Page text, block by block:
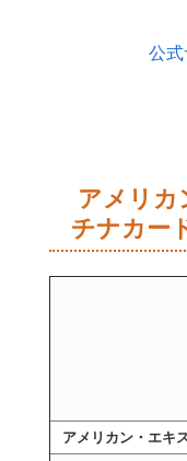
公式
アメリカ
チナカー
アメリカン・エキ